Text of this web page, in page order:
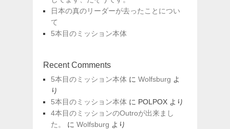
日本の真のリーダーが去ったことについ
て
5本目のミッション本体
Recent Comments
5本目のミッション本体 に Wolfsburg よ
り
5本目のミッション本体 に POLPOX より
4本目のミッションのOutroが出来まし
た。
に Wolfsburg より